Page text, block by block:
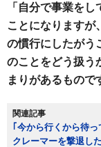
「自分で事業を
ことになりますが
の慣行にしたがう
のことをどう扱う
まりがあるもの
関連記事
｢今から行くから待
クレーマーを撃退し